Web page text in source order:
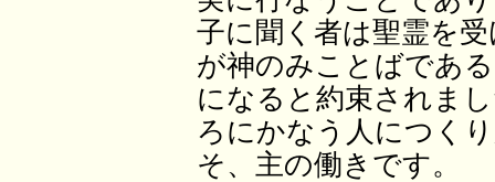
子に聞く者は聖霊を
が神のみことばであ
になると約束されま
ろにかなう人につく
そ、主の働きです。